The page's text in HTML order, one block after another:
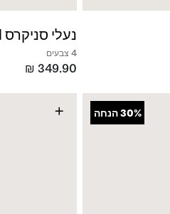
נעלי סניקרס Old Skool
4 צבעים
₪ 349.90
30%הנחה +